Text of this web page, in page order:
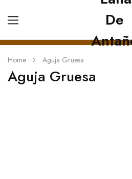
Home Aguja Gruesa
Aguja Gruesa